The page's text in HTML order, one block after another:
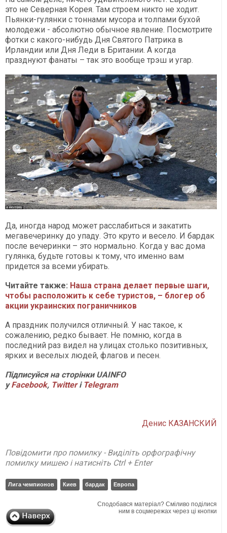
это не Северная Корея. Там строем никто не ходит.
Пьянки-гулянки с тоннами мусора и толпами бухой
молодежи - абсолютно обычное явление. Посмотрите
фотки с какого-нибудь Дня Святого Патрика в
Ирландии или Дня Леди в Британии. А когда
празднуют фанаты – так это вообще трэш и угар.
Да, иногда народ может расслабиться и закатить
мегавечеринку до упаду. Это круто и весело. И бардак
после вечеринки – это нормально. Когда у вас дома
гулянка, будьте готовы к тому, что именно вам
придется за всеми убирать.
Читайте также: Наша страна делает первые шаги,
чтобы расположить к себе туристов, – блогер об
акции украинских пограничников
А праздник получился отличный. У нас такое, к
сожалению, редко бывает. Не помню, когда в
последний раз видел на улицах столько позитивных,
ярких и веселых людей, флагов и песен.
Підписуйся на сторінки UAINFO
уFacebook, Twitter і Telegram
Денис КАЗАНСКИЙ
Повідомити про помилку - Виділіть орфографічну
помилку мишею і натисніть Ctrl + Enter
Лига чемпионов Киев бардак Европа
Сподобався матеріал? Сміливо поділися
ним в соцмережах через ці кнопки